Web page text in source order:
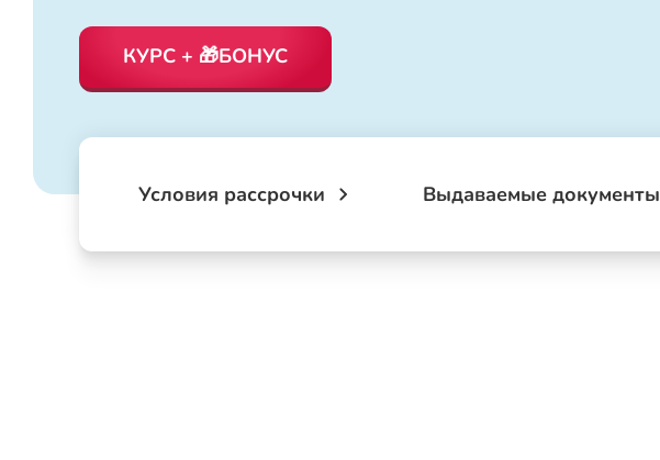
КУРС + 🎁БОНУС
Условия рассрочки Выдаваемые документы